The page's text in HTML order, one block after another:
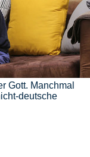
Gott. Manchmal
deutsche